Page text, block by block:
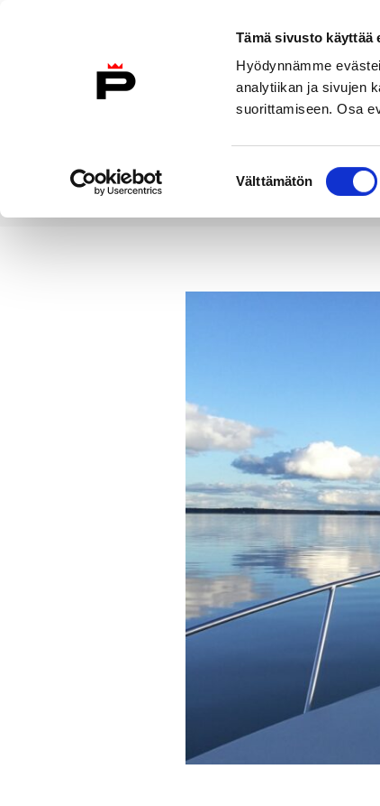
Tämä sivusto käyttää
Hyödynnämme
analytiikan ja sivujen
suorittamiseen. Osa
valinta
Välttämätön
Etusivulle
Etusivu